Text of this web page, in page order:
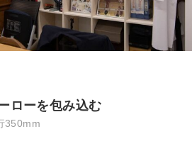
ローを包み込む
350mm